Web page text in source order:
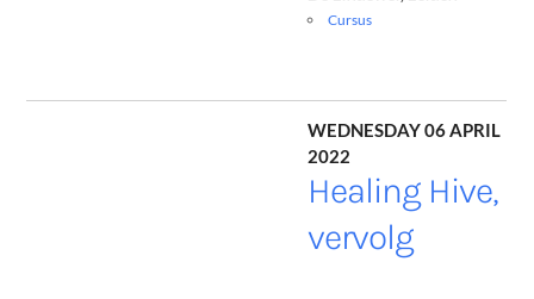
Cursus
Wednesday 06 April
2022
Healing Hive,
vervolg